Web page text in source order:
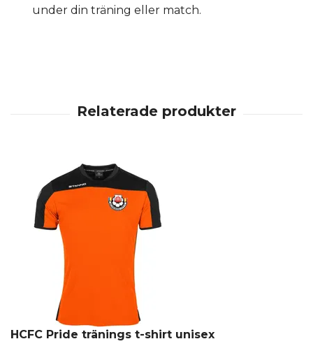
under din träning eller match.
HCFC Pride tränings t-shirt unisex